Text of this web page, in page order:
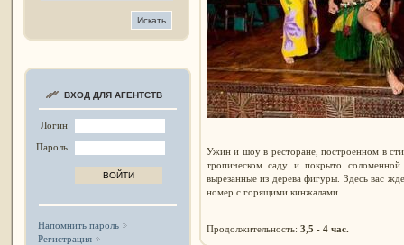
ВХОД ДЛЯ АГЕНТСТВ
Логин
Пароль
Напомнить пароль
Регистрация
Ужин и шоу в ресторане, построенном в
тропическом саду и покрыто
вырезанные из дерева фигуры. Здесь вас
номер с горящими кинжалами.
Продолжительность: 3,5 - 4 час.